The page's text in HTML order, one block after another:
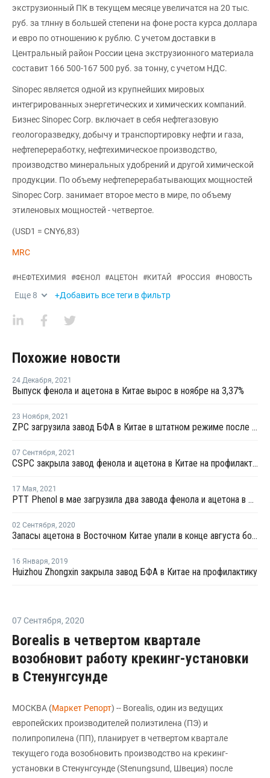
экструзионный ПК в текущем месяце увеличатся на 20 тыс.
руб. за тлнну в большей степени на фоне роста курса доллара
и евро по отношению к рублю. С учетом доставки в
Центральный район России цена экструзионного материала
составит 166 500-167 500 руб. за тонну, с учетом НДС.
Sinopec является одной из крупнейших мировых
интегрированных энергетических и химических компаний.
Бизнес Sinopec Corp. включает в себя нефтегазовую
геологоразведку, добычу и транспортировку нефти и газа,
нефтепереработку, нефтехимическое производство,
производство минеральных удобрений и другой химической
продукции. По объему нефтеперерабатывающих мощностей
Sinopec Corp. занимает второе место в мире, по объему
этиленовых мощностей - четвертое.
(USD1 = CNY6,83)
MRC
#НЕФТЕХИМИЯ #ФЕНОЛ #АЦЕТОН #КИТАЙ #РОССИЯ #НОВОСТЬ
Еще 8 +Добавить все теги в фильтр
Похожие новости
24 Декабря, 2021
Выпуск фенола и ацетона в Китае вырос в ноябре на 3,37%
23 Ноября, 2021
ZPC загрузила завод БФА в Китае в штатном режиме после перезапуска
07 Сентября, 2021
CSPC закрыла завод фенола и ацетона в Китае на профилактику
17 Мая, 2021
PTT Phenol в мае загрузила два завода фенола и ацетона в Таиланде на полную мощность
02 Сентября, 2020
Запасы ацетона в Восточном Китае упали в конце августа более чем на четверть
16 Января, 2019
Huizhou Zhongxin закрыла завод БФА в Китае на профилактику
07 Сентября, 2020
Borealis в четвертом квартале
возобновит работу крекинг-установки
в Стенунгсунде
МОСКВА (Маркет Репорт) -- Borealis, один из ведущих
европейских производителей полиэтилена (ПЭ) и
полипропилена (ПП), планирует в четвертом квартале
текущего года возобновить производство на крекинг-
установки в Стенунгсунде (Stenungsund, Швеция) после